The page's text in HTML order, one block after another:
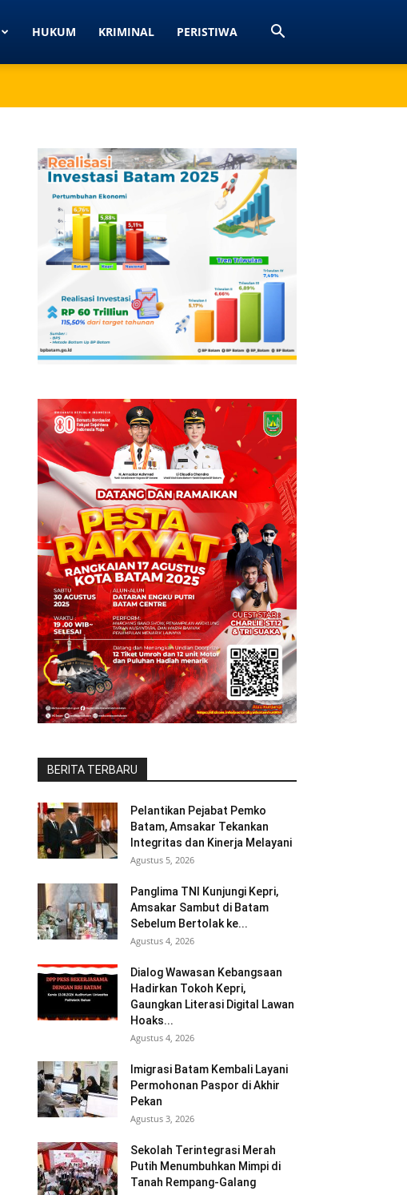
HUKUM KRIMINAL PERISTIWA
BERITA TERBARU
Pelantikan Pejabat Pemko
Batam, Amsakar Tekankan
Integritas dan Kinerja Melayani
Agustus 5, 2026
Panglima TNI Kunjungi Kepri,
Amsakar Sambut di Batam
Sebelum Bertolak ke...
Agustus 4, 2026
Dialog Wawasan Kebangsaan
Hadirkan Tokoh Kepri,
Gaungkan Literasi Digital Lawan
Hoaks...
Agustus 4, 2026
Imigrasi Batam Kembali Layani
Permohonan Paspor di Akhir
Pekan
Agustus 3, 2026
Sekolah Terintegrasi Merah
Putih Menumbuhkan Mimpi di
Tanah Rempang-Galang